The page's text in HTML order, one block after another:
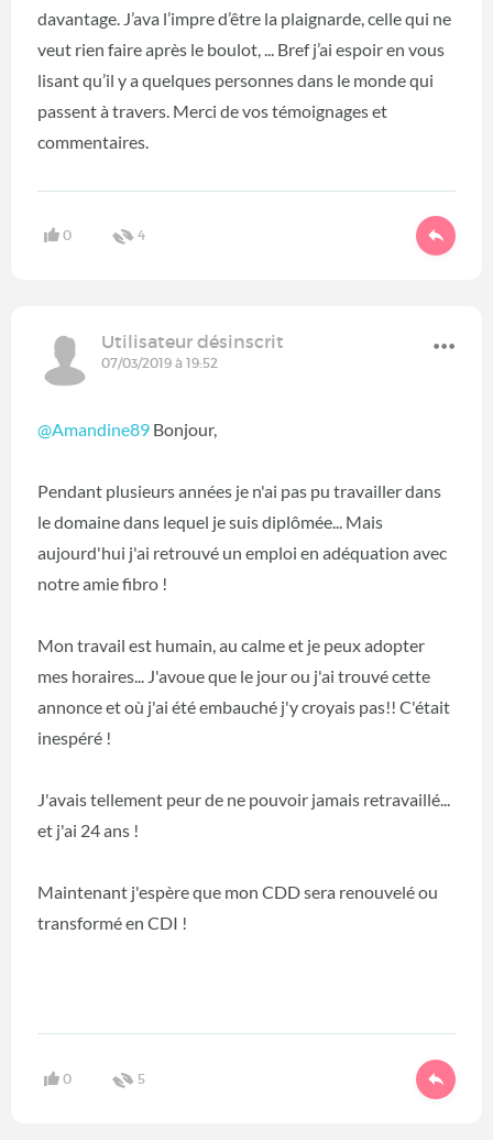
davantage. J’ava l’impre d’être la plaignarde, celle qui ne
veut rien faire après le boulot, ... Bref j’ai espoir en vous
lisant qu’il y a quelques personnes dans le monde qui
passent à travers. Merci de vos témoignages et
commentaires.
0 4
Utilisateur désinscrit
07/03/2019 à 19:52
@Amandine89 Bonjour,
Pendant plusieurs années je n'ai pas pu travailler dans
le domaine dans lequel je suis diplômée... Mais
aujourd'hui j'ai retrouvé un emploi en adéquation avec
notre amie fibro !
Mon travail est humain, au calme et je peux adopter
mes horaires... J'avoue que le jour ou j'ai trouvé cette
annonce et où j'ai été embauché j'y croyais pas!! C'était
inespéré !
J'avais tellement peur de ne pouvoir jamais retravaillé...
et j'ai 24 ans !
Maintenant j'espère que mon CDD sera renouvelé ou
transformé en CDI !
0 5